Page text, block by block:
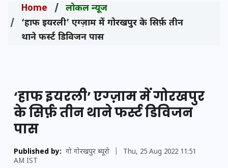
Home
लोकल न्यूज
‘हाफ इयरली’ एग्ज़ाम में गोरखपुर के सिर्फ़ तीन
थाने फर्स्ट डिविजन पास
‘हाफ इयरली’ एग्ज़ाम में गोरखपुर
के सिर्फ़ तीन थाने फर्स्ट डिविजन
पास
Published by: गो गोरखपुर ब्यूरो
Thu, 25 Aug 2022 11:51
AM IST